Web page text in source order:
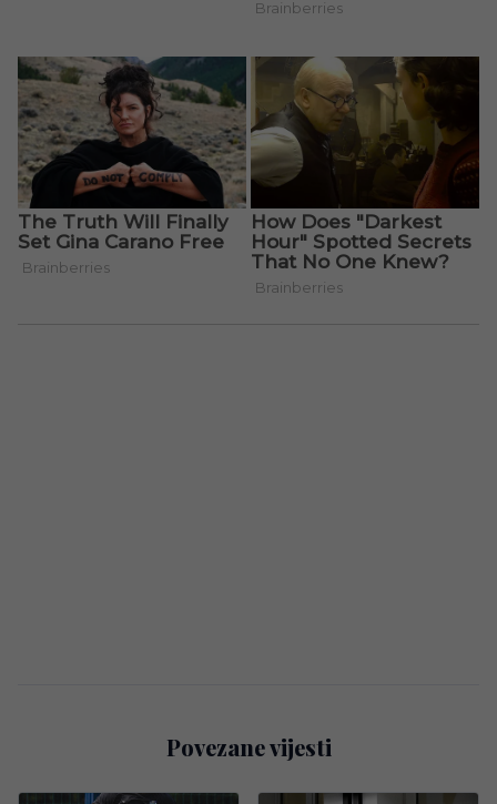
Povezane vijesti